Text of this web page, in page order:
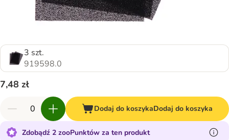
3 szt.
919598.0
7,48 zł
Dodaj do koszykaDodaj do koszyka
Zdobądź 2 zooPunktów za ten produkt